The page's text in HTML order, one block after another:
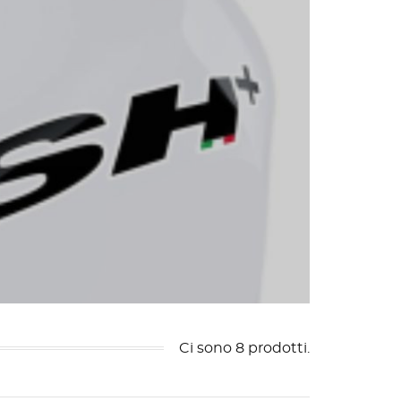
Ci sono 8 prodotti.